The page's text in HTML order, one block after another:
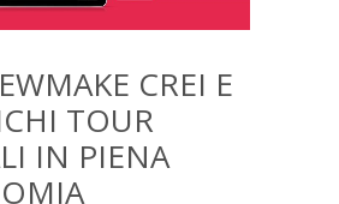
CREI E
TOUR
IN PIENA